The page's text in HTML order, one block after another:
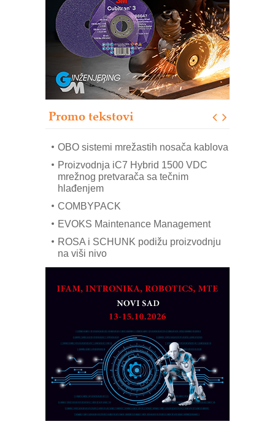
Promo tekstovi
Trajna oznaka kao dugoročna korist
Bezbednost na prvom mestu!
IB BLUMENAUER - više od 40 godina
poverenja u industriji
RMQ-TITAN ADVANCED INDICATOR
– Pametna signalizacija za efikasnije
upravljanje mašinama
Mitutoyo Crysta-Apex V PLUS: Nova
OBO sistemi mrežastih nosača kablova
Proizvodnja iC7 Hybrid 1500 VDC
mrežnog pretvarača sa tečnim
hlađenjem
COMBYPACK
EVOKS Maintenance Management
ROSA i SCHUNK podižu proizvodnju
na viši nivo
MAREX - Lim i mašine za savremena
Marcom-plast d.o.o.- vaš pouzdan
partner
CTO - Prilagodite svoju toplinsku
obradu!
Razvoj asortimanskog pravca MINI-
PLC AKYTEC
AUKOM: Svetski standard metrologije
dostupan u Srbiji